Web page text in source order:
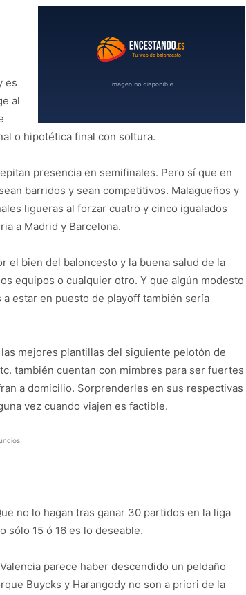
es
al
o hipotética final con soltura.
presencia en semifinales. Pero sí que en
barridos y sean competitivos. Malagueños y
ligueras al forzar cuatro y cinco igualados
a Madrid y Barcelona.
el bien del baloncesto y la buena salud de la
equipos o cualquier otro. Y que algún modesto
estar en puesto de playoff también sería
mejores plantillas del siguiente pelotón de
también cuentan con mimbres para ser fuertes
a domicilio. Sorprenderles en sus respectivas
vez cuando viajen es factible.
no lo hagan tras ganar 30 partidos en la liga
sólo 15 ó 16 es lo deseable.
parece haber descendido un peldaño
Buycks y Harangody no son a priori de la